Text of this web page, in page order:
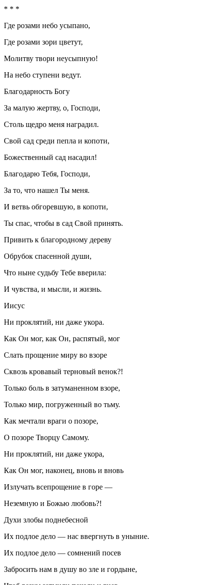
* * *
Где розами небо усыпано,
Где розами зори цветут,
Молитву твори неусыпную!
На небо ступени ведут.
Благодарность Богу
За малую жертву, о, Господи,
Столь щедро меня наградил.
Свой сад среди пепла и копоти,
Божественный сад насадил!
Благодарю Тебя, Господи,
За то, что нашел Ты меня.
И ветвь обгоревшую, в копоти,
Ты спас, чтобы в сад Свой принять.
Привить к благородному дереву
Обрубок спасенной души,
Что ныне судьбу Тебе вверила:
И чувства, и мысли, и жизнь.
Иисус
Ни проклятий, ни даже укора.
Как Он мог, как Он, распятый, мог
Слать прощение миру во взоре
Сквозь кровавый терновый венок?!
Только боль в затуманенном взоре,
Только мир, погруженный во тьму.
Как мечтали враги о позоре,
О позоре Творцу Самому.
Ни проклятий, ни даже укора,
Как Он мог, наконец, вновь и вновь
Излучать всепрощение в горе —
Неземную и Божью любовь?!
Духи злобы поднебесной
Их подлое дело — нас ввергнуть в уныние.
Их подлое дело — сомнений посев
Забросить нам в душу во зле и гордыне,